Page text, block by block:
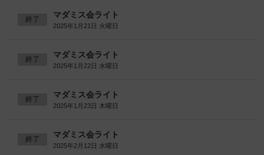
終了 マダミス会ライト
2025年1月21日 火曜日
終了 マダミス会ライト
2025年1月22日 水曜日
終了 マダミス会ライト
2025年1月23日 木曜日
終了 マダミス会ライト
2025年2月12日 水曜日